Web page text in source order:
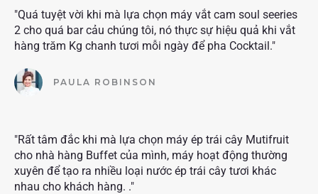
"Quá tuyệt vời khi mà lựa chọn máy vắt cam soul seeries
2 cho quá bar cảu chúng tôi, nó thực sự hiệu quả khi vắt
hàng trăm Kg chanh tươi mỗi ngày để pha Cocktail."
PAULA ROBINSON
"Rất tâm đắc khi mà lựa chọn máy ép trái cây Mutifruit
cho nhà hàng Buffet của mình, máy hoạt động thường
xuyên để tạo ra nhiều loại nước ép trái cây tươi khác
nhau cho khách hàng. ."